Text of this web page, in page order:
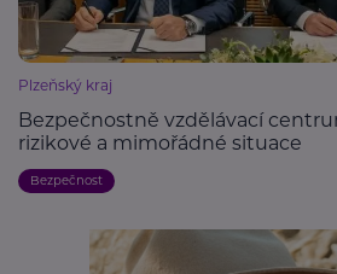
Plzeňský kraj
Bezpečnostně vzdělávací
rizikové a mimořádné situace
Bezpečnost